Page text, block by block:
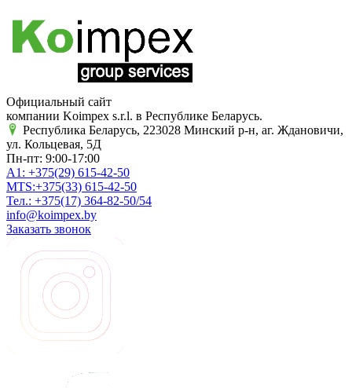
Официальный сайт
компании Koimpex s.r.l. в Республике Беларусь.
Республика Беларусь, 223028 Минский р-н, аг. Ждановичи,
ул. Кольцевая, 5Д
Пн-пт: 9:00-17:00
A1: +375(29) 615-42-50
MTS:+375(33) 615-42-50
Тел.: +375(17) 364-82-50/54
info@koimpex.by
Заказать звонок